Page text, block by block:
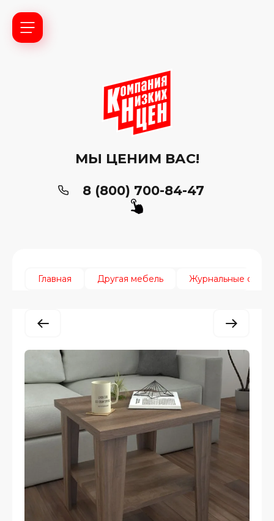
МЫ ЦЕНИМ ВАС!
8 (800) 700-84-47
Главная Другая мебель Журнальные